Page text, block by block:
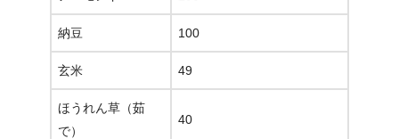
納豆 100
玄米 49
ほうれん草（茹
で）
40